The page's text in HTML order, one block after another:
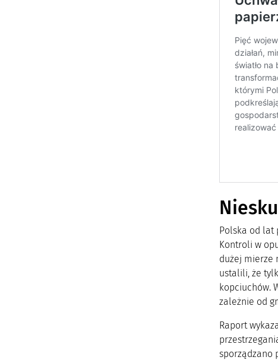
Polska od lat
Kontroli w
dużej mierze
ustalili, że
kopciuchów.
zależnie od
Raport
sporządzano